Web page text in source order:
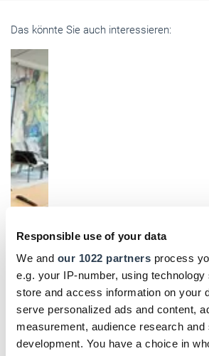
Responsible use of your data
We and our 1022 partners process
e.g. your IP-number, using
store and access information on your
serve personalized ads and content,
measurement, audience research and
development. You have a choice in
Das könnte Sie auch interessieren: